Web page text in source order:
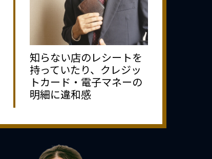
知らない店のレシートを
持っていたり、クレジッ
トカード・電子マネーの
明細に違和感